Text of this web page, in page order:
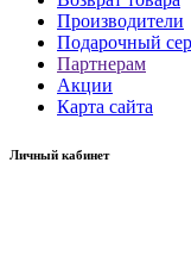
Производители
Подарочный
Партнерам
Акции
Карта сайта
Личный кабинет